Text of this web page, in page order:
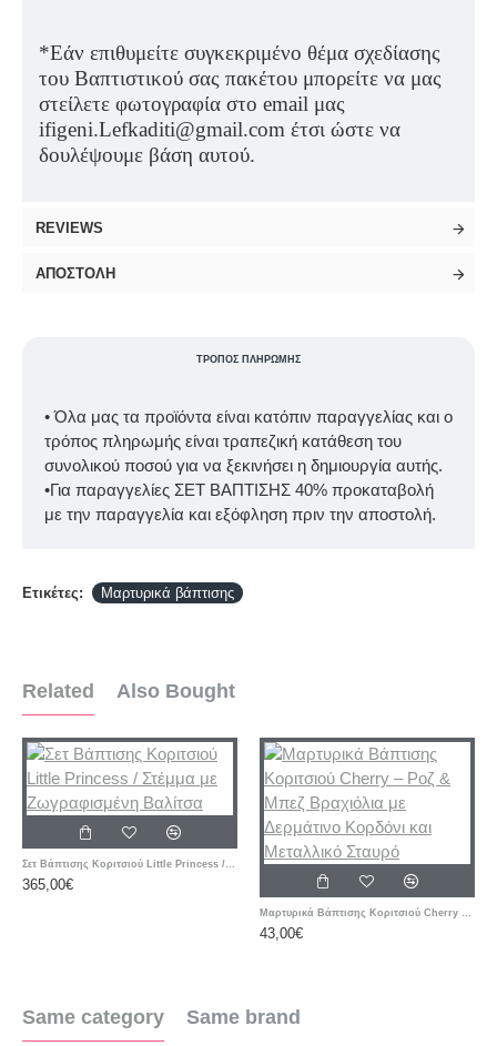
*Εάν επιθυμείτε συγκεκριμένο θέμα σχεδίασης
του Βαπτιστικού σας πακέτου μπορείτε να μας
στείλετε φωτογραφία στο email μας
ifigeni.Lefkaditi@gmail.com έτσι ώστε να
δουλέψουμε βάση αυτού.
REVIEWS
ΑΠΟΣΤΟΛΉ
ΤΡΌΠΟΣ ΠΛΗΡΩΜΉΣ
• Όλα μας τα προϊόντα είναι κατόπιν παραγγελίας και ο
τρόπος πληρωμής είναι τραπεζική κατάθεση του
συνολικού ποσού για να ξεκινήσει η δημιουργία αυτής.
•Για παραγγελίες ΣΕΤ ΒΑΠΤΙΣΗΣ 40% προκαταβολή
με την παραγγελία και εξόφληση πριν την αποστολή.
Ετικέτες: Μαρτυρικά βάπτισης
Related Also Bought
Σετ Βάπτισης Κοριτσιού Little Princess / Στέμμα με Ζωγραφισμένη Βαλίτσα
365,00€
Μαρτυρικά Βάπτισης Κοριτσιού Cherry – Ροζ & Μπεζ Βραχιόλια με Δερμάτινο Κορδόνι και Μεταλλικό Σταυρό
43,00€
Same category Same brand